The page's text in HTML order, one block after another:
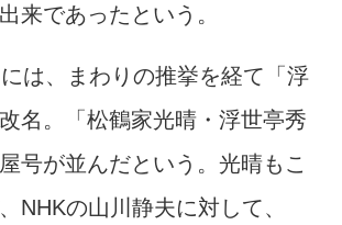
来であったという。
は、まわりの推挙を経て「浮
名。「松鶴家光晴・浮世亭秀
号が並んだという。光晴もこ
NHKの山川静夫に対して、